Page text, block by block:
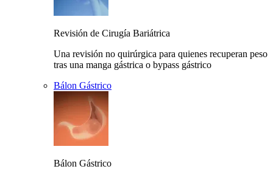
Revisión de Cirugía Bariátrica
Una revisión no quirúrgica para quienes recuperan peso
tras una manga gástrica o bypass gástrico
Bálon Gástrico
Bálon Gástrico